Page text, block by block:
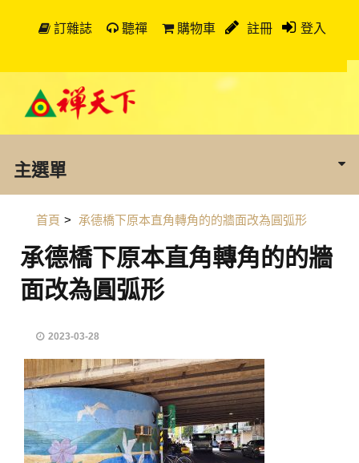
訂雜誌 聽禪 購物車 註冊 登入
主選單
首頁 > 承德橋下原本直角轉角的的牆面改為圓弧形
承德橋下原本直角轉角的的牆
面改為圓弧形
2023-03-28